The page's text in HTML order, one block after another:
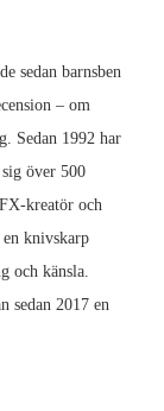
sedan barnsben
– om
Sedan 1992 har
över 500
kreatör och
en knivskarp
och känsla.
sedan 2017 en